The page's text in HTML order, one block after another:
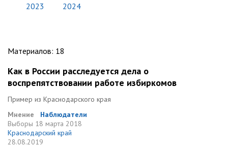
2023 2024
Материалов: 18
Как в России расследуется дела о
воспрепятствовании работе избиркомов
Пример из Краснодарского края
Мнение
Наблюдатели
Выборы 18 марта 2018
Краснодарский край
28.08.2019